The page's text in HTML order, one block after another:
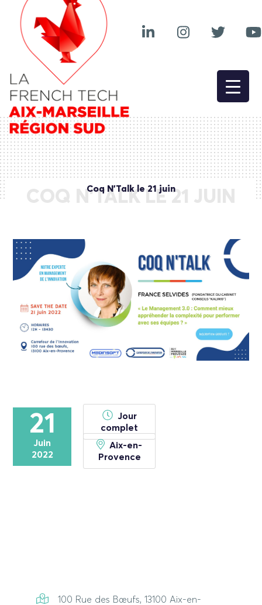
COQ N’TALK LE 21 JUIN
Coq N’Talk le 21 juin
21
Juin
2022
Jour
complet
Aix-en-
Provence
100 Rue des Bœufs, 13100 Aix-en-